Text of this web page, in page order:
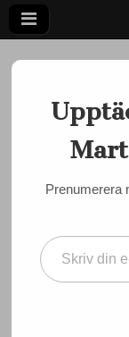
Ett
admin•5
Prenumerera